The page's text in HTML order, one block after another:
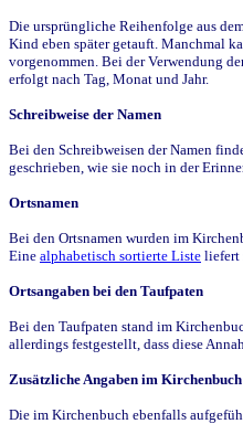
Die ursprüngliche Reihenfolge aus
Kind eben später getauft. Manchmal
vorgenommen. Bei der Verwendung
erfolgt nach Tag, Monat und Jahr.
Schreibweise der Namen
Bei den Schreibweisen der Namen
geschrieben, wie sie noch in der
Ortsnamen
Bei den Ortsnamen wurden im
Eine alphabetisch sortierte Liste liefert
Ortsangaben bei den Taufpaten
Bei den Taufpaten stand im
allerdings festgestellt, dass diese
Zusätzliche Angaben im Kirchenbuch
Die im Kirchenbuch ebenfalls